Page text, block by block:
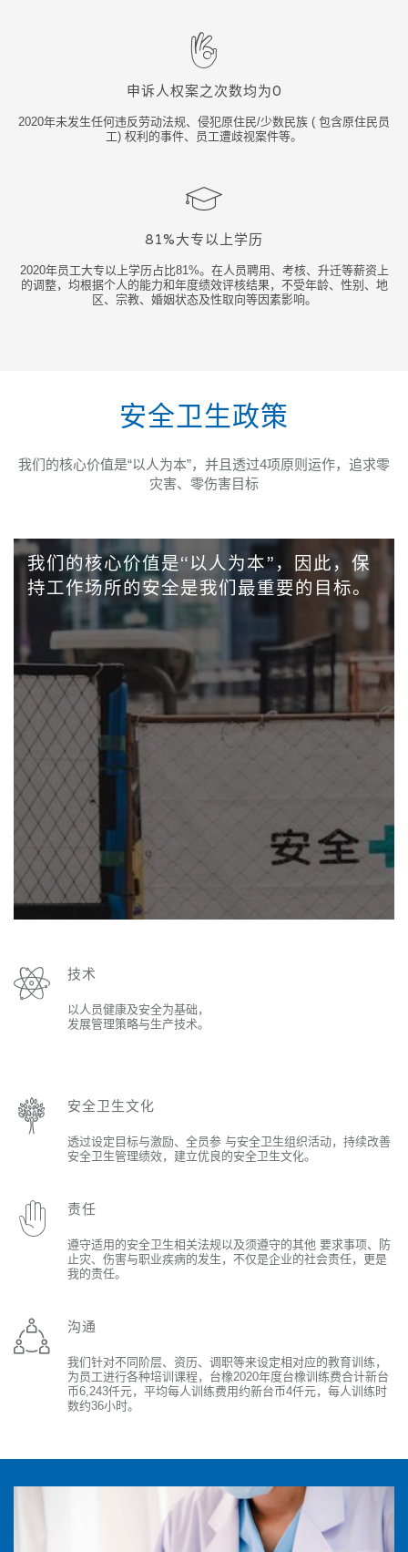
申诉人权案之次数均为0
2020年未发生任何违反劳动法规、侵犯原住民/少数民族 ( 包含原住民员
工) 权利的事件、员工遭歧视案件等。
81%大专以上学历
2020年员工大专以上学历占比81%。在人员聘用、考核、升迁等薪资上
的调整，均根据个人的能力和年度绩效评核结果，不受年龄、性别、地
区、宗教、婚姻状态及性取向等因素影响。
安全卫生政策
我们的核心价值是“以人为本”，并且透过4项原则运作，追求零
灾害、零伤害目标
我们的核心价值是“以人为本”，因此，保
持工作场所的安全是我们最重要的目标。
技术
以人员健康及安全为基础，
发展管理策略与生产技术。
安全卫生文化
透过设定目标与激励、全员参 与安全卫生组织活动，持续改善
安全卫生管理绩效，建立优良的安全卫生文化。
责任
遵守适用的安全卫生相关法规以及须遵守的其他 要求事项、防
止灾、伤害与职业疾病的发生，不仅是企业的社会责任，更是
我的责任。
沟通
我们针对不同阶层、资历、调职等来设定相对应的教育训练，
为员工进行各种培训课程，台橡2020年度台橡训练费合计新台
币6,243仟元，平均每人训练费用约新台币4仟元，每人训练时
数约36小时。